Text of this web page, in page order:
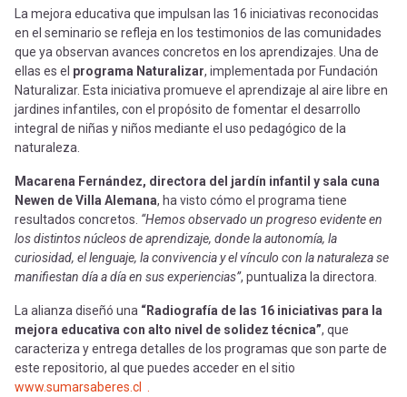
La mejora educativa que impulsan las 16 iniciativas reconocidas
en el seminario se refleja en los testimonios de las comunidades
que ya observan avances concretos en los aprendizajes. Una de
ellas es el programa Naturalizar, implementada por Fundación
Naturalizar. Esta iniciativa promueve el aprendizaje al aire libre en
jardines infantiles, con el propósito de fomentar el desarrollo
integral de niñas y niños mediante el uso pedagógico de la
naturaleza.
Macarena Fernández, directora del jardín infantil y sala cuna
Newen de Villa Alemana, ha visto cómo el programa tiene
resultados concretos. “Hemos observado un progreso evidente en
los distintos núcleos de aprendizaje, donde la autonomía, la
curiosidad, el lenguaje, la convivencia y el vínculo con la naturaleza se
manifiestan día a día en sus experiencias”, puntualiza la directora.
La alianza diseñó una “Radiografía de las 16 iniciativas para la
mejora educativa con alto nivel de solidez técnica”, que
caracteriza y entrega detalles de los programas que son parte de
este repositorio, al que puedes acceder en el sitio
www.sumarsaberes.cl .